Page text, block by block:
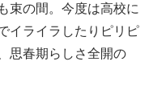
束の間。今度は高校に
イライラしたりピリピ
思春期らしさ全開の